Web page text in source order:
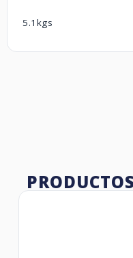
5.1kgs